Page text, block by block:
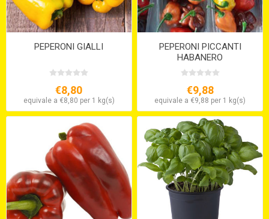
PEPERONI GIALLI
€8,80
equivale a €8,80 per 1 kg(s)
PEPERONI PICCANTI
HABANERO
€9,88
equivale a €9,88 per 1 kg(s)